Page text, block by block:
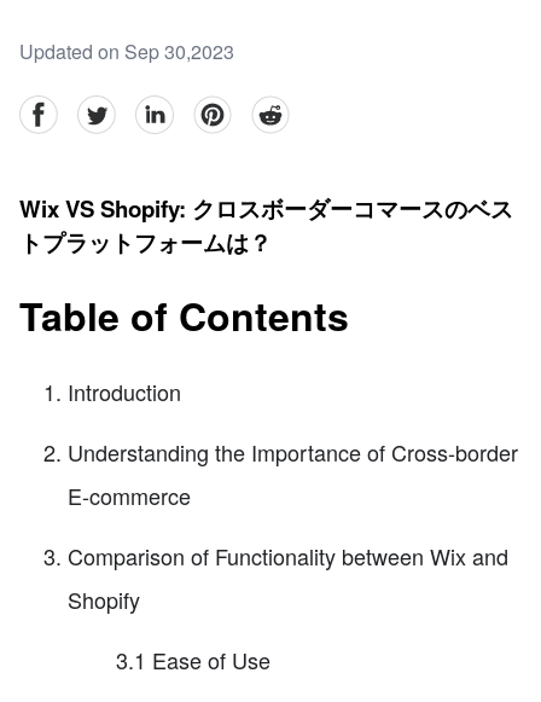
Updated on Sep 30,2023
facebookTwitter linkedinpinterestreddit
Wix VS Shopify: クロスボーダーコマースのベス
トプラットフォームは？
Table of Contents
Introduction
Understanding the Importance of Cross-border
E-commerce
Comparison of Functionality between Wix and
Shopify
3.1 Ease of Use